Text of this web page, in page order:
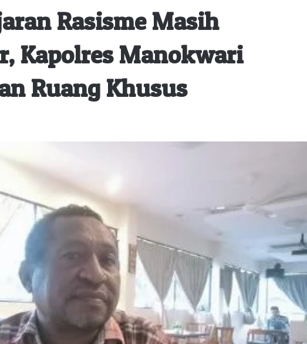
Rasisme Masih
Kapolres Manokwari
Ruang Khusus